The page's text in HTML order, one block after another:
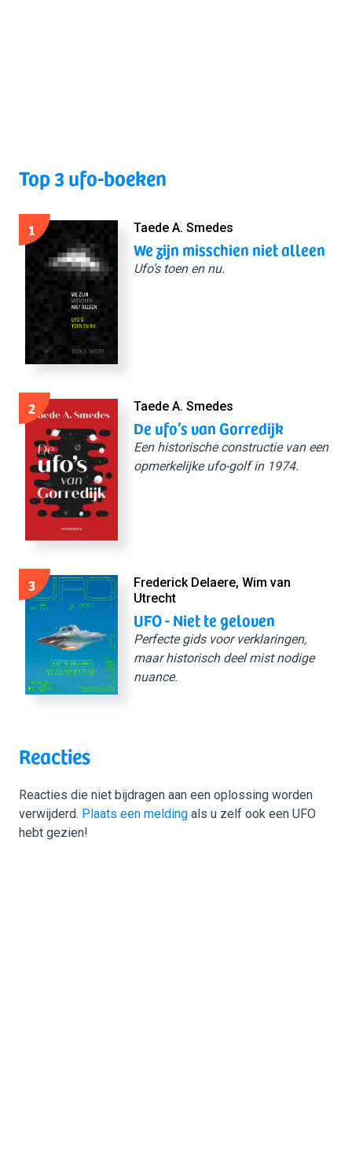
Top 3 ufo-boeken
1 Taede A. Smedes
We zijn misschien niet alleen
Ufo’s toen en nu.
2 Taede A. Smedes
De ufo’s van Gorredijk
Een historische constructie van een
opmerkelijke ufo-golf in 1974.
3
Frederick Delaere, Wim van
Utrecht
UFO - Niet te geloven
Perfecte gids voor verklaringen,
maar historisch deel mist nodige
nuance.
Reacties
Reacties die niet bijdragen aan een oplossing worden
verwijderd. Plaats een melding als u zelf ook een UFO
hebt gezien!